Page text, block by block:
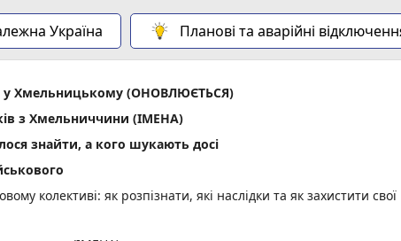
Україна Планові та аварійні
у Хмельницькому (ОНОВЛЮЄТЬСЯ)
з Хмельниччини (ІМЕНА)
знайти, а кого шукають досі
колективі: як розпізнати, які наслідки та як захистити свої